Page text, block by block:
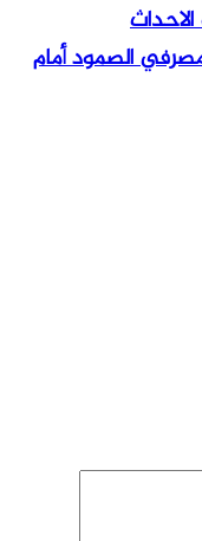
الصمود أمام